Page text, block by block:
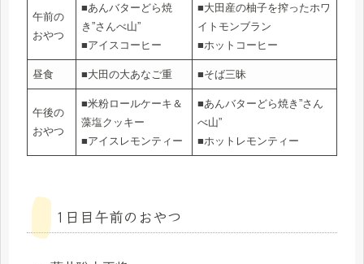
午前の
おやつ
■あんバターどら焼
き”さんべ山”
■アイスコーヒー
■大田産の柚子を搾ったホワ
イトモンブラン
■ホットコーヒー
昼食 ■大田の大あなご重 ■そば三昧
午後の
おやつ
■米粉ロールケーキ＆
藻塩クッキー
■アイスレモンティー
■あんバターどら焼き”さん
べ山”
■ホットレモンティー
1日目午前のおやつ